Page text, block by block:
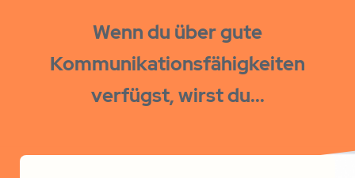
Wenn du über gute
Kommunikationsfähigkeiten
verfügst, wirst du...